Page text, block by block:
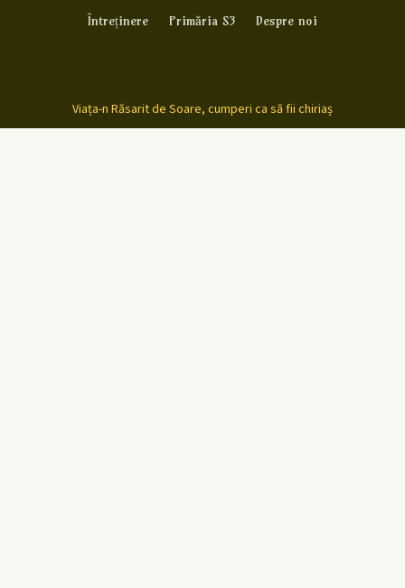
Întreținere
Primăria S3 Despre noi
Viața-n Răsarit de Soare, cumperi ca să fii chiriaș